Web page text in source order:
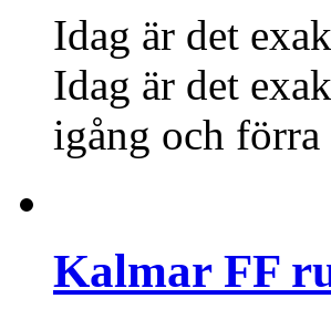
Idag är det
Idag är det
igång och
Kalmar FF